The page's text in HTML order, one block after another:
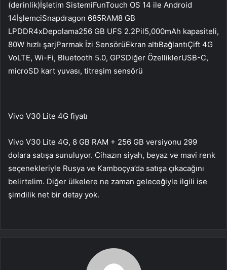
(derinlik)İşletim SistemiFunTouch OS 14 ile Android
14İşlemciSnapdragon 685RAM8 GB
LPDDR4xDepolama256 GB UFS 2.2Pil5,000mAh kapasiteli,
80W hızlı şarjParmak İzi SensörüEkran altıBağlantıÇift 4G
VoLTE, Wi-Fi, Bluetooth 5.0, GPSDiğer ÖzelliklerUSB-C,
microSD kart yuvası, titreşim sensörü
Vivo V30 Lite 4G fiyatı
Vivo V30 Lite 4G, 8 GB RAM + 256 GB versiyonu 299
dolara satışa sunuluyor. Cihazın siyah, beyaz ve mavi renk
seçenekleriyle Rusya ve Kamboçya’da satışa çıkacağını
belirtelim. Diğer ülkelere ne zaman geleceğiyle ilgili ise
şimdilik net bir detay yok.